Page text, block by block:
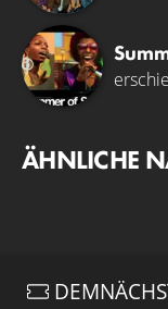
ÄHNLICHE